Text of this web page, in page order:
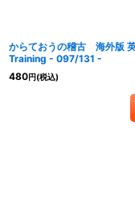
からておうの稽古 海外版
Training - 097/131 -
480円(税込)